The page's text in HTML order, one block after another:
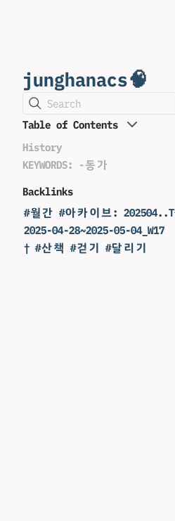
junghanacs🧠
Search
Table of Contents
History
KEYWORDS: -동가
Backlinks
#월간 #아카이브:
2025-04-28~2025-05-04_W17
† #산책 #걷기 #달리기